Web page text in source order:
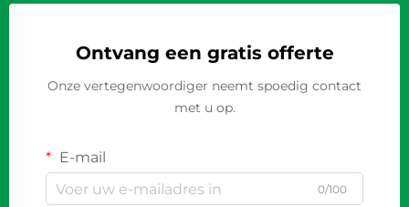
Ontvang een gratis offerte
Onze vertegenwoordiger neemt spoedig contact
met u op.
E-mail
0/100